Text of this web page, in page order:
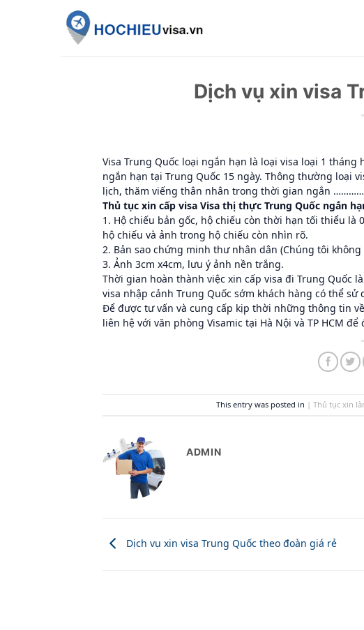
Dịch vụ xin visa
Visa Trung Quốc loại ngắn hạn là loại visa loại 1
ngắn hạn tại Trung Quốc 15 ngày. Thông thường loại
lịch, thăm viếng thân nhân trong thời gian ngắn
Thủ tục xin cấp visa Visa thị thực Trung Quốc ngắn
1. Hộ chiếu bản gốc, hộ chiếu còn thời hạn tối thiểu
hộ chiếu và ảnh trong hộ chiếu còn nhìn rõ.
2. Bản sao chứng minh thư nhân dân (Chúng tôi
3. Ảnh 3cm x4cm, lưu ý ảnh nền trắng.
Thời gian hoàn thành việc xin cấp visa đi Trung Quốc
visa nhập cảnh Trung Quốc sớm khách hàng có thể
Để được tư vấn và cung cấp kịp thời những thông tin
liên hệ với văn phòng Visamic tại Hà Nội và TP HCM
This entry was posted in | Thủ tục xin
ADMIN
Dịch vụ xin visa Trung Quốc theo đoàn giá rẻ